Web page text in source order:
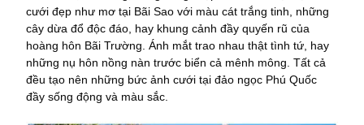
cưới đẹp như mơ tại Bãi Sao với màu cát trắng tinh, những
cây dừa đổ độc đáo, hay khung cảnh đầy quyến rũ của
hoàng hôn Bãi Trường. Ánh mắt trao nhau thật tình tứ, hay
những nụ hôn nồng nàn trước biển cả mênh mông. Tất cả
đều tạo nên những bức ảnh cưới tại đảo ngọc Phú Quốc
đầy sống động và màu sắc.